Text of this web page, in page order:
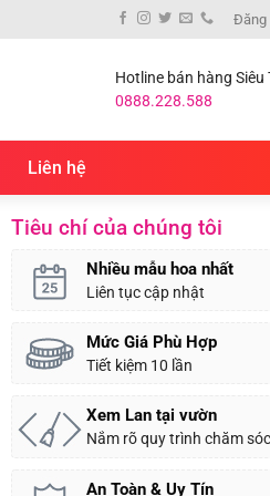
Đăng
Hotline bán hàng Siêu
0888.228.588
Liên hệ
Tiêu chí của chúng tôi
Nhiều mẫu hoa nhất
Liên tục cập nhật
Mức Giá Phù Hợp
Tiết kiệm 10 lần
Xem Lan tại vườn
Nắm rõ quy trình chăm sóc
An Toàn & Uy Tín